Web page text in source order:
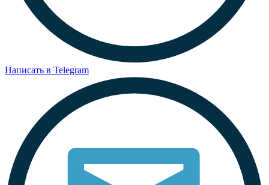
Написать в Telegram